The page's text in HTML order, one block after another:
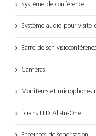
Système de conférence
Système audio pour visite
Barre de son
Caméras
Moniteurs et microphones
Écrans LED All-In-One